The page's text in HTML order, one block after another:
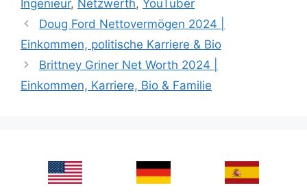
Ingenieur, Netzwerth, YouTuber
Doug Ford Nettovermögen 2024 |
Einkommen, politische Karriere & Bio
Brittney Griner Net Worth 2024 |
Einkommen, Karriere, Bio & Familie